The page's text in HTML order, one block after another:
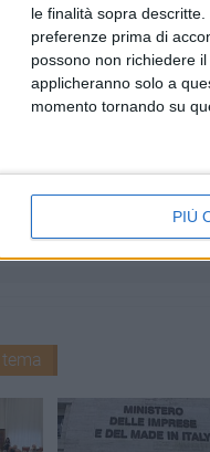
le finalità sopra
preferenze prima di
possono non richiedere
applicheranno solo a
momento tornando su
PIÙ